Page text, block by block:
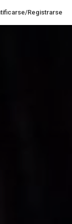
Registrarse